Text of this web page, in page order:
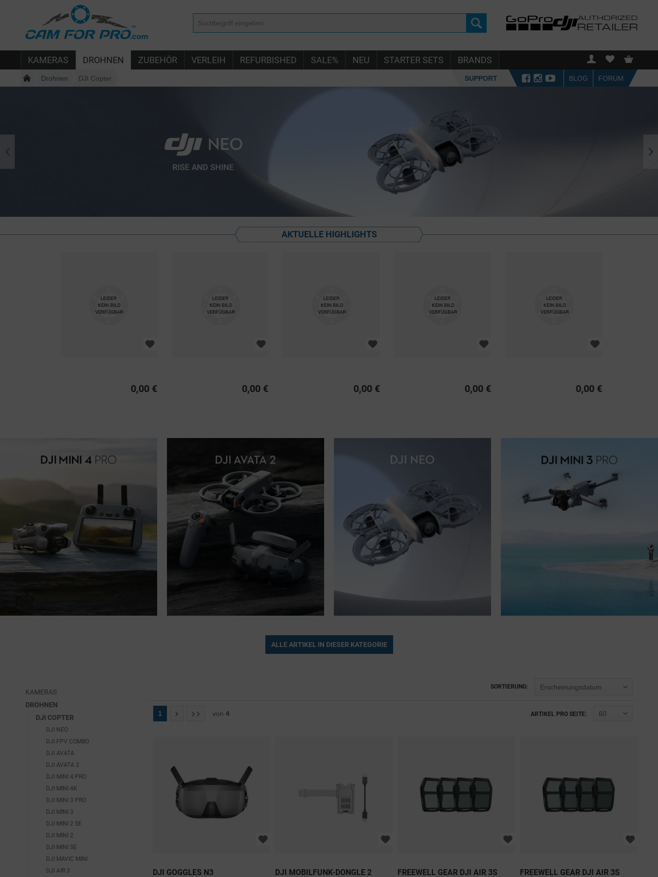
KAMERAS DROHNEN ZUBEHÖR VERLEIH REFURBISHED SALE% NEU STARTER SETS BRANDS
Drohnen DJI Copter SUPPORT BLOG FORUM
AKTUELLE HIGHLIGHTS
0,00 € 0,00 € 0,00 € 0,00 € 0,00 €
die Profis und Anfängern gleichermaßen gefallen.
ZU DEN PRODUKTEN
Die DJI Avata 2 bietet ein adrenalingeladenes,
Mit 135 g ist DJI Neo die bisher leichteste und
ALLE ARTIKEL IN DIESER KATEGORIE
KAMERAS
DROHNEN
DJI COPTER
DJI NEO
DJI FPV COMBO
DJI AVATA
DJI AVATA 2
DJI MINI 4 PRO
DJI MINI 4K
DJI MINI 3 PRO
DJI MINI 3
DJI MINI 2 SE
DJI MINI 2
DJI MINI SE
DJI MAVIC MINI
DJI AIR 3
SORTIERUNG:
1 von 4 ARTIKEL PRO SEITE:
DJI GOGGLES N3
DJI MOBILFUNK-DONGLE 2
FREEWELL GEAR DJI AIR 3S
FREEWELL GEAR DJI AIR 3S